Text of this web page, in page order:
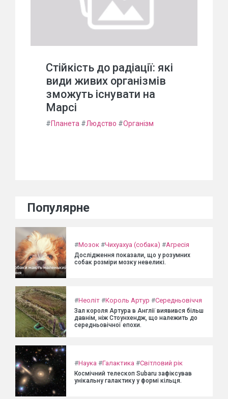
Стійкість до радіації: які
види живих організмів
зможуть існувати на
Марсі
#Планета #Людство #Організм
Популярне
#Мозок #Чихуахуа (собака) #Агресія
Дослідження показали, що у розумних
собак розміри мозку невеликі.
#Неоліт #Король Артур #Середньовіччя
Зал короля Артура в Англії виявився більш
давнім, ніж Стоунхендж, що належить до
середньовічної епохи.
#Наука #Галактика #Світловий рік
Космічний телескоп Subaru зафіксував
унікальну галактику у формі кільця.